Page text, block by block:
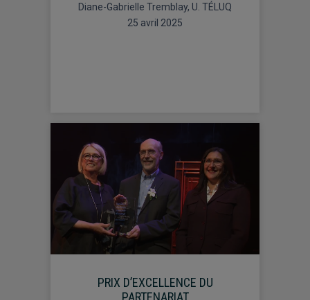
Diane-Gabrielle Tremblay, U. TÉLUQ
25 avril 2025
PRIX D’EXCELLENCE DU